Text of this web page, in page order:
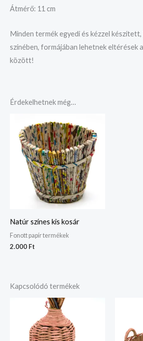
Átmérő: 11 cm
Minden termék egyedi és kézzel
színében, formájában lehetnek eltérések
között!
Érdekelhetnek még…
Natúr színes kis kosár
Fonott papír termékek
2.000 Ft
Kapcsolódó termékek